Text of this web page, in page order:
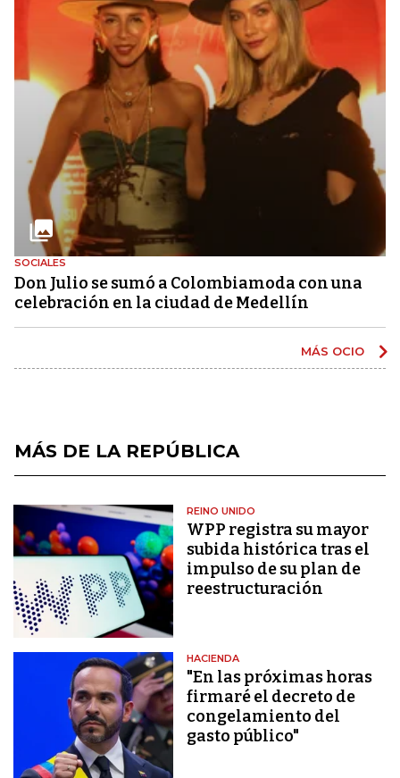
SOCIALES
Don Julio se sumó a Colombiamoda con una
celebración en la ciudad de Medellín
MÁS OCIO
MÁS DE LA REPÚBLICA
REINO UNIDO
WPP registra su mayor
subida histórica tras el
impulso de su plan de
reestructuración
HACIENDA
"En las próximas horas
firmaré el decreto de
congelamiento del
gasto público"